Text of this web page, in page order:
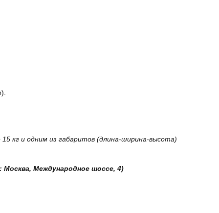
кг и одним из габаритов (длина-ширина-высота)
Москва, Международное шоссе, 4)